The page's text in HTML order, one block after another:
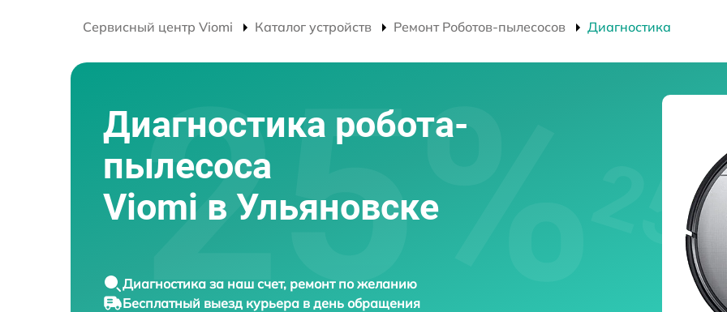
Сервисный центр Viomi Каталог устройств Ремонт Роботов-пылесосов Диагностика
Диагностика робота-
пылесоса
Viomi в Ульяновске
Диагностика за наш счет, ремонт по желанию
Бесплатный выезд курьера в день обращения